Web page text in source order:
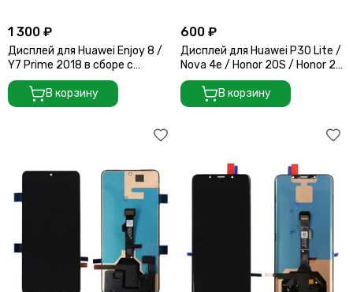
1 300 ₽
Дисплей для Huawei Enjoy 8 /
Y7 Prime 2018 в сборе с
тачскрином на рамке (Gold)
В корзину
600 ₽
Дисплей для Huawei P30 Lite /
Nova 4e / Honor 20S / Honor 20
Lite в сборе с тачскрином на
рамке (Black)
В корзину